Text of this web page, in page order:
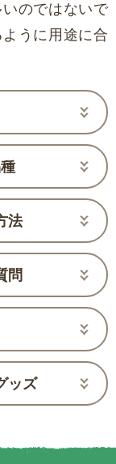
のではないで
うに用途に合
法
問
ッズ